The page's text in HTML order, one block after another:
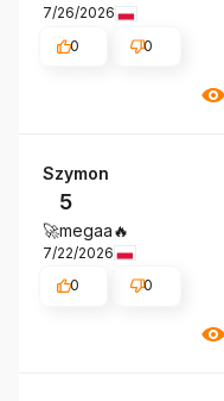
7/26/2026
0
0
Szymon
5
🚀megaa🔥
7/22/2026
0
0